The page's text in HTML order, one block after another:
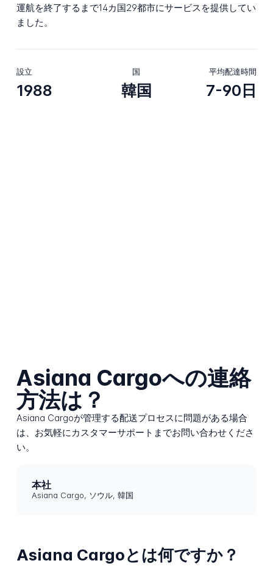
運航を終了するまで14カ国29都市にサービスを提供してい
ました。
設立
1988
国
韓国
平均配達時間
7-90日
Asiana Cargoへの連絡
方法は？
Asiana Cargoが管理する配送プロセスに問題がある場合
は、お気軽にカスタマーサポートまでお問い合わせくださ
い。
本社
Asiana Cargo, ソウル, 韓国
Asiana Cargoとは何ですか？